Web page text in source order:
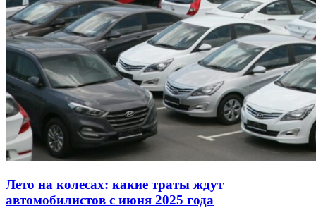
Лето на колесах: какие траты ждут
автомобилистов с июня 2025 года